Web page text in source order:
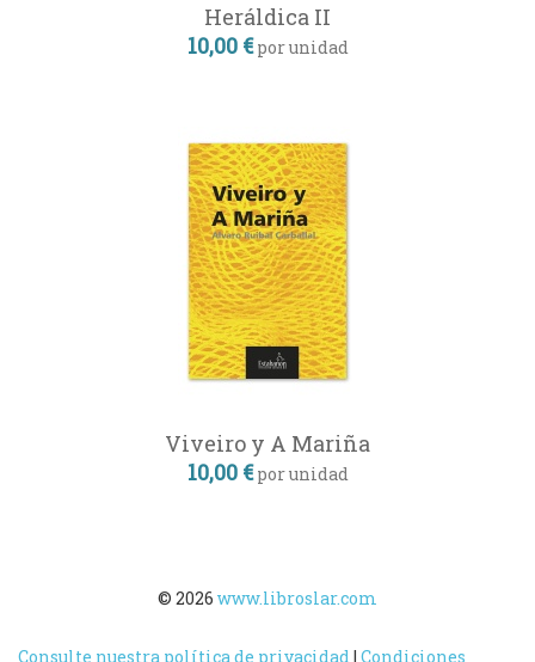
Heráldica II
10,00 € por unidad
Viveiro y A Mariña
10,00 € por unidad
© 2026 www.libroslar.com
Consulte nuestra política de privacidad | Condiciones